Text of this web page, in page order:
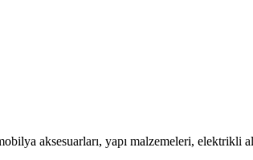
aksesuarları, yapı malzemeleri, elektrikli